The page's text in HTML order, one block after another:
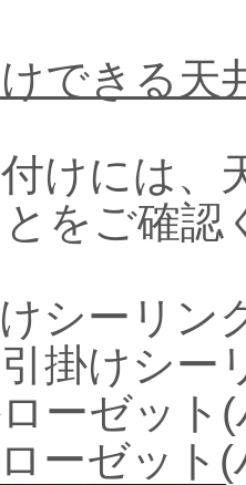
できる天
けには、
をご確認
シーリン
掛けシー
ローゼッ
ローゼッ